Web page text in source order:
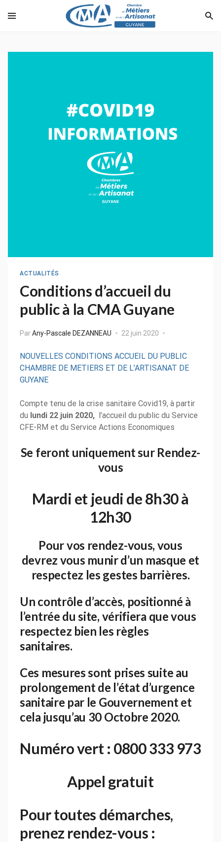
ACTUALITÉS
Conditions d’accueil du
public à la CMA Guyane
ParAny-Pascale DEZANNEAU 22 juin 2020
NOUVELLES CONDITIONS ACCUEIL DU PUBLIC
CHAMBRE DE METIERS ET DE L’ARTISANAT DE
GUYANE
Compte tenu de la crise sanitaire Covid19, à partir
du lundi 22 juin 2020, l’accueil du public du Service
CFE-RM et du Service Actions Economiques
Se feront uniquement sur Rendez-
vous
Mardi et jeudi de 8h30 à
12h30
Pour vos rendez-vous, vous
devrez vous munir d’un masque et
respectez les gestes barrières.
Un contrôle d’accès, positionné à
l’entrée du site, vérifiera que vous
respectez bien les règles
sanitaires.
Ces mesures sont prises suite au
prolongement de l’état d’urgence
sanitaire par le Gouvernement et
cela jusqu’au 30 Octobre 2020.
Numéro vert : 0800 333 973
Appel gratuit
Pour toutes démarches,
prenez rendez-vous :